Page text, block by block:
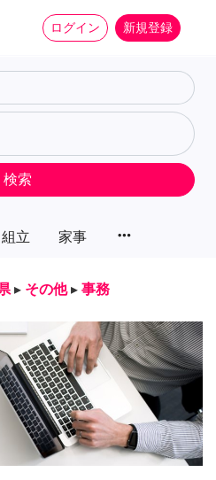
ログイン 新規登録
立 家事 more_horiz
検索
▸ その他 ▸ 事務